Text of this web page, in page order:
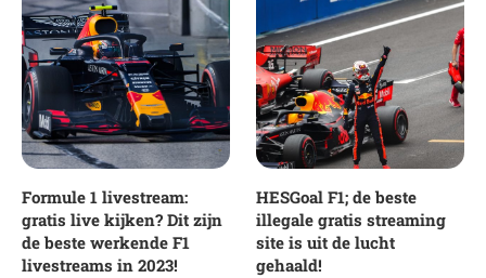
Formule 1 livestream:
gratis live kijken? Dit zijn
de beste werkende F1
livestreams in 2023!
HESGoal F1; de beste
illegale gratis streaming
site is uit de lucht
gehaald!